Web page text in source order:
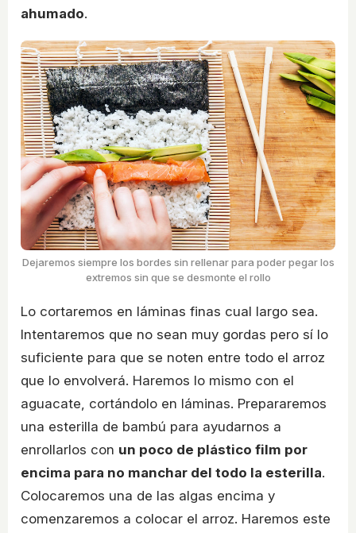
ahumado.
Dejaremos siempre los bordes sin rellenar para poder pegar los
extremos sin que se desmonte el rollo
Lo cortaremos en láminas finas cual largo sea.
Intentaremos que no sean muy gordas pero sí lo
suficiente para que se noten entre todo el arroz
que lo envolverá. Haremos lo mismo con el
aguacate, cortándolo en láminas. Prepararemos
una esterilla de bambú para ayudarnos a
enrollarlos con un poco de plástico film por
encima para no manchar del todo la esterilla.
Colocaremos una de las algas encima y
comenzaremos a colocar el arroz. Haremos este